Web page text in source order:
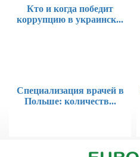
Кто и когда победит
коррупцию в украинск...
Специализация врачей в
Польше: количеств...